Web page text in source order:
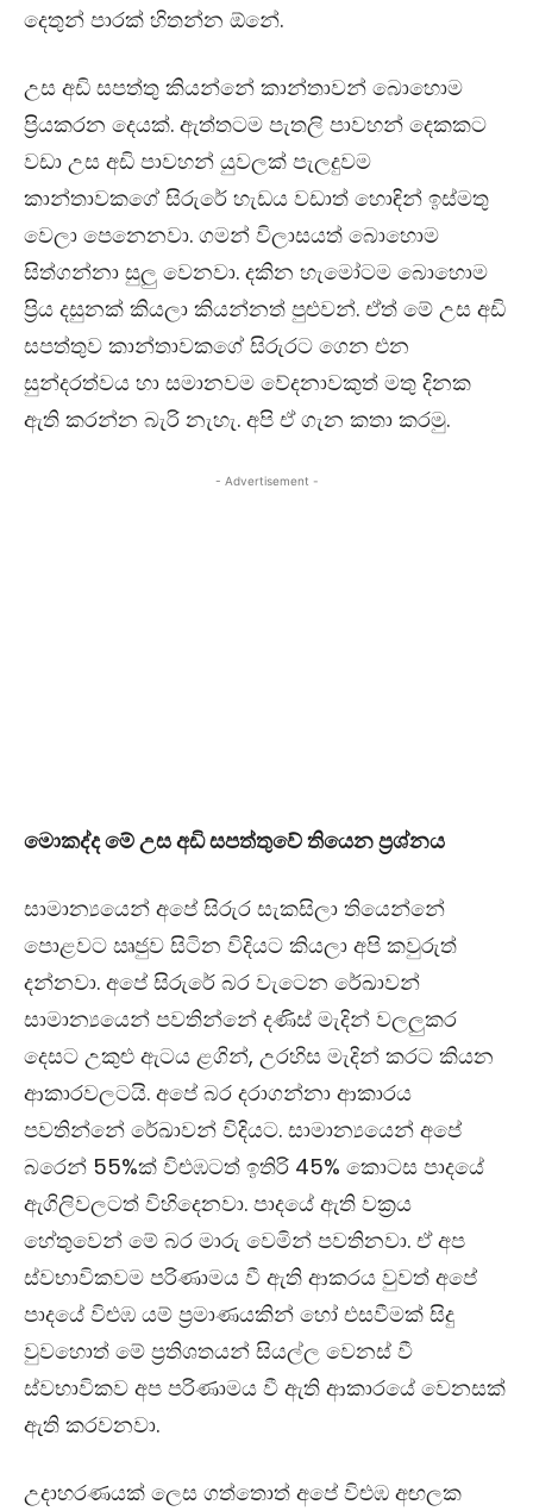
දෙතුන් පාරක් හිතන්න ඕනේ.
උස අඩි සපත්තු කියන්නේ කාන්තාවන් බොහොම
ප්‍රියකරන දෙයක්. ඇත්තටම පැතලි පාවහන් දෙකකට
වඩා උස අඩි පාවහන් යුවලක් පැලදුවම
කාන්තාවකගේ සිරුරේ හැඩය වඩාත් හොඳින් ඉස්මතු
වෙලා පෙනෙනවා. ගමන් විලාසයත් බොහොම
සිත්ගන්නා සුලු වෙනවා. දකින හැමෝටම බොහොම
ප්‍රිය දසුනක් කියලා කියන්නත් පුළුවන්. ඒත් මේ උස අඩි
සපත්තුව කාන්තාවකගේ සිරුරට ගෙන එන
සුන්දරත්වය හා සමානවම වේදනාවකුත් මතු දිනක
ඇති කරන්න බැරි නැහැ. අපි ඒ ගැන කතා කරමු.
- Advertisement -
මොකද්ද මේ උස අඩි සපත්තුවේ තියෙන ප්‍රශ්නය
සාමාන්‍යයෙන් අපේ සිරුර සැකසිලා තියෙන්නේ
පොළවට ඍජුව සිටින විදියට කියලා අපි කවුරුත්
දන්නවා. අපේ සිරුරේ බර වැටෙන රේඛාවන්
සාමාන්‍යයෙන් පවතින්නේ දණිස් මැදින් වලලුකර
දෙසට උකුළු ඇටය ළගින්, උරහිස මැදින් කරට කියන
ආකාරවලටයි. අපේ බර දරාගන්නා ආකාරය
පවතින්නේ රේඛාවන් විදියට. සාමාන්‍යයෙන් අපේ
බරෙන් 55%ක් විළුඹටත් ඉතිරි 45% කොටස පාදයේ
ඇගිලිවලටත් විහිදෙනවා. පාදයේ ඇති වක්‍රය
හේතුවෙන් මේ බර මාරු වෙමින් පවතිනවා. ඒ අප
ස්වභාවිකවම පරිණාමය වී ඇති ආකරය වුවත් අපේ
පාදයේ විළුඹ යම් ප්‍රමාණයකින් හෝ එසවීමක් සිදු
වුවහොත් මේ ප්‍රතිශතයන් සියල්ල වෙනස් වී
ස්වභාවිකව අප පරිණාමය වී ඇති ආකාරයේ වෙනසක්
ඇති කරවනවා.
උදාහරණයක් ලෙස ගත්තොත් අපේ විළුඹ අඟලක